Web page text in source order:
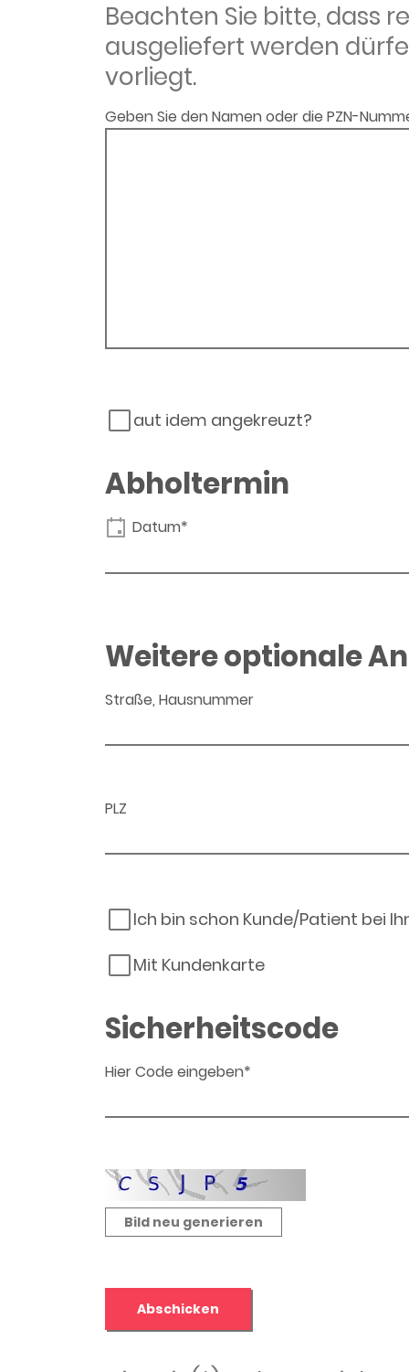
Beachten Sie bitte, dass
ausgeliefert werden
vorliegt.
Geben Sie den Namen oder die PZN-
aut idem angekreuzt?
Abholtermin
Datum*
Weitere optionale
Straße, Hausnummer
PLZ
Ich bin schon Kunde/Patient bei
Mit Kundenkarte
Sicherheitscode
Hier Code eingeben*